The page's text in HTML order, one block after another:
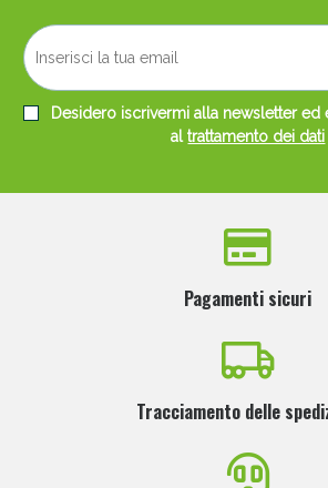
Desidero iscrivermi alla newsletter
altrattamento dei dati
Pagamenti sicuri
Tracciamento delle